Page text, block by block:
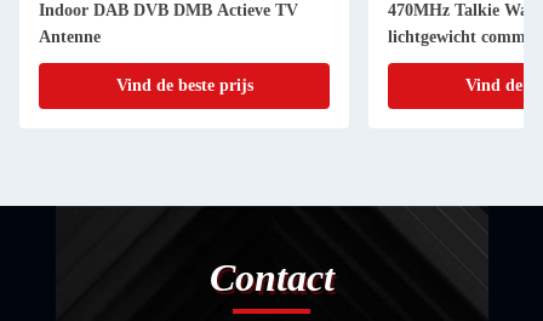
Indoor DAB DVB DMB Actieve TV
Antenne
Vind de beste prijs
470MHz Talkie
lichtgewicht
Vind de
Contact